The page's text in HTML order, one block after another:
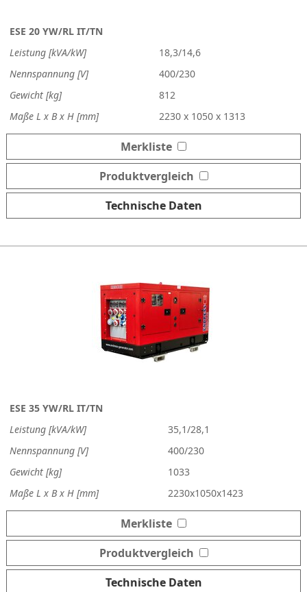
ESE 20 YW/RL IT/TN
Leistung [kVA/kW]
18,3/14,6
Nennspannung [V]
400/230
Gewicht [kg]
812
Maße L x B x H [mm]
2230 x 1050 x 1313
Merkliste
Produktvergleich
Technische Daten
ESE 35 YW/RL IT/TN
Leistung [kVA/kW]
35,1/28,1
Nennspannung [V]
400/230
Gewicht [kg]
1033
Maße L x B x H [mm]
2230x1050x1423
Merkliste
Produktvergleich
Technische Daten